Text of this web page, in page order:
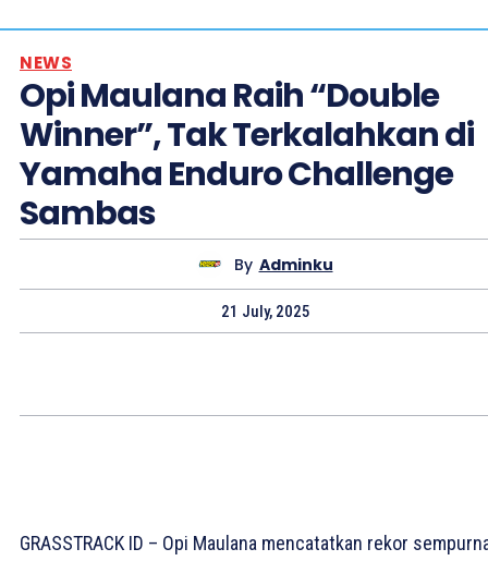
NEWS
Opi Maulana Raih “Double
Winner”, Tak Terkalahkan di
Yamaha Enduro Challenge
Sambas
By Adminku
21 July, 2025
GRASSTRACK ID – Opi Maulana mencatatkan rekor